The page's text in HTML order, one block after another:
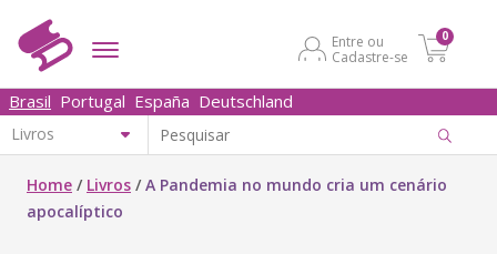
Entre ou
Cadastre-se
0
Brasil Portugal España Deutschland
Home / Livros /A Pandemia no mundo cria um cenário
apocalíptico